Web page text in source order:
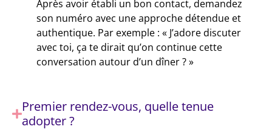
Après avoir établi un bon contact, demandez
son numéro avec une approche détendue et
authentique. Par exemple : « J’adore discuter
avec toi, ça te dirait qu’on continue cette
conversation autour d’un dîner ? »
Premier rendez-vous, quelle tenue
adopter ?